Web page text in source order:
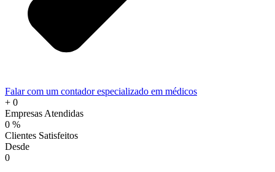
Falar com um contador especializado em médicos
+ 0
Empresas Atendidas
0 %
Clientes Satisfeitos
Desde
0